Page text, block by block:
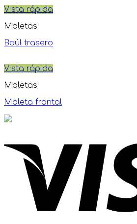
Vista rápida
Maletas
Baúl trasero
Vista rápida
Maletas
Maleta frontal